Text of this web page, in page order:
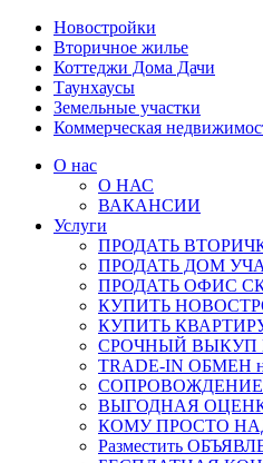
Новостройки
Вторичное жилье
Коттеджи Дома Дачи
Таунхаусы
Земельные участки
Коммерческая
О нас
О НАС
ВАКАНСИИ
Услуги
ПРОДАТЬ
ПРОДАТЬ ДОМ
ПРОДАТЬ ОФИС
КУПИТЬ
КУПИТЬ
СРОЧНЫЙ ВЫКУП
TRADE-IN ОБМЕН
ВЫГОДНАЯ
КОМУ ПРОСТО
Разместить